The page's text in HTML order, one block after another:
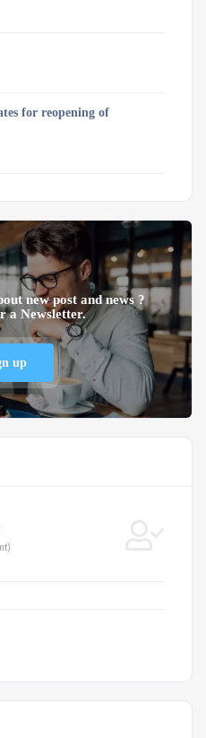
for reopening of
new post and news ?
a Newsletter.
up